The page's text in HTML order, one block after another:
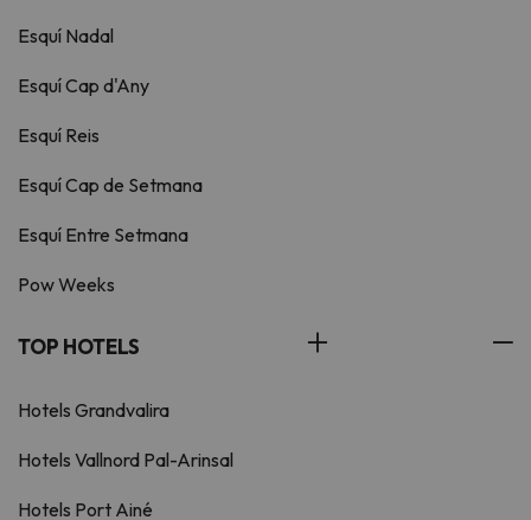
Esquí Nadal
Esquí Cap d'Any
Esquí Reis
Esquí Cap de Setmana
Esquí Entre Setmana
Pow Weeks
TOP HOTELS
Hotels Grandvalira
Hotels Vallnord Pal-Arinsal
Hotels Port Ainé